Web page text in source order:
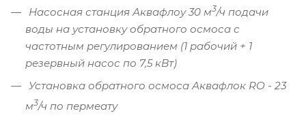
Насосная станция Аквафлоу 30 м3/ч подачи
воды на установку обратного осмоса с
частотным регулированием (1 рабочий + 1
резервный насос по 7,5 кВт)
Установка обратного осмоса Аквафлок RO - 23
м3/ч по пермеату